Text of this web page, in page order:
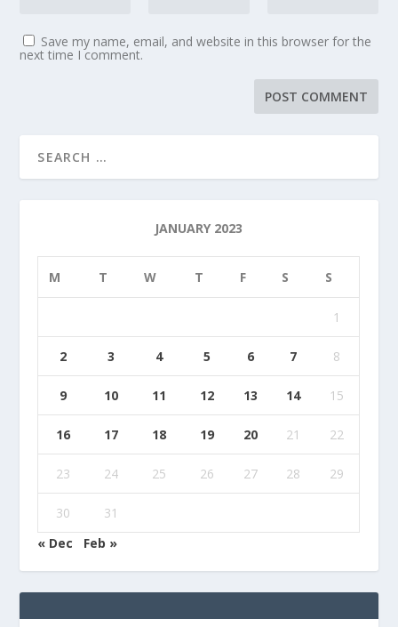
Save my name, email, and website in this browser for the
next time I comment.
JANUARY 2023
M T W T F S S
1
2 3 4 5 6 7 8
9 10 11 12 13 14 15
16 17 18 19 20 21 22
23 24 25 26 27 28 29
30
31
« Dec
Feb »